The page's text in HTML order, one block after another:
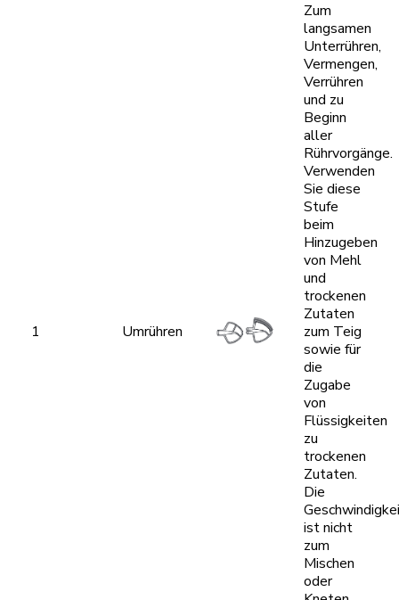
1 Umrühren
Zum
langsamen
Unterrühren,
Vermengen,
Verrühren
und zu
Beginn
aller
Rührvorgänge.
Verwenden
Sie diese
Stufe
beim
Hinzugeben
von Mehl
und
trockenen
Zutaten
zum Teig
sowie für
die
Zugabe
von
Flüssigkeiten
zu
trockenen
Zutaten.
Die
ist nicht
zum
Mischen
oder